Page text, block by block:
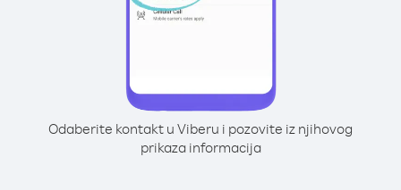
Odaberite kontakt u Viberu i pozovite iz njihovog
prikaza informacija